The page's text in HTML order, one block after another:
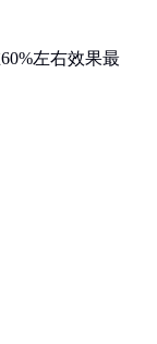
左右效果最